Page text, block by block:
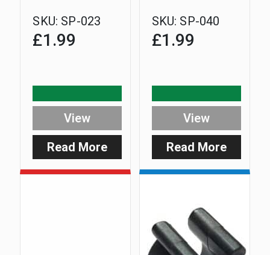
SKU: SP-023
£1.99
Read More:
Rx-
View
SKU: SP-040
£1.99
Read More:
Rx-
Clip
View